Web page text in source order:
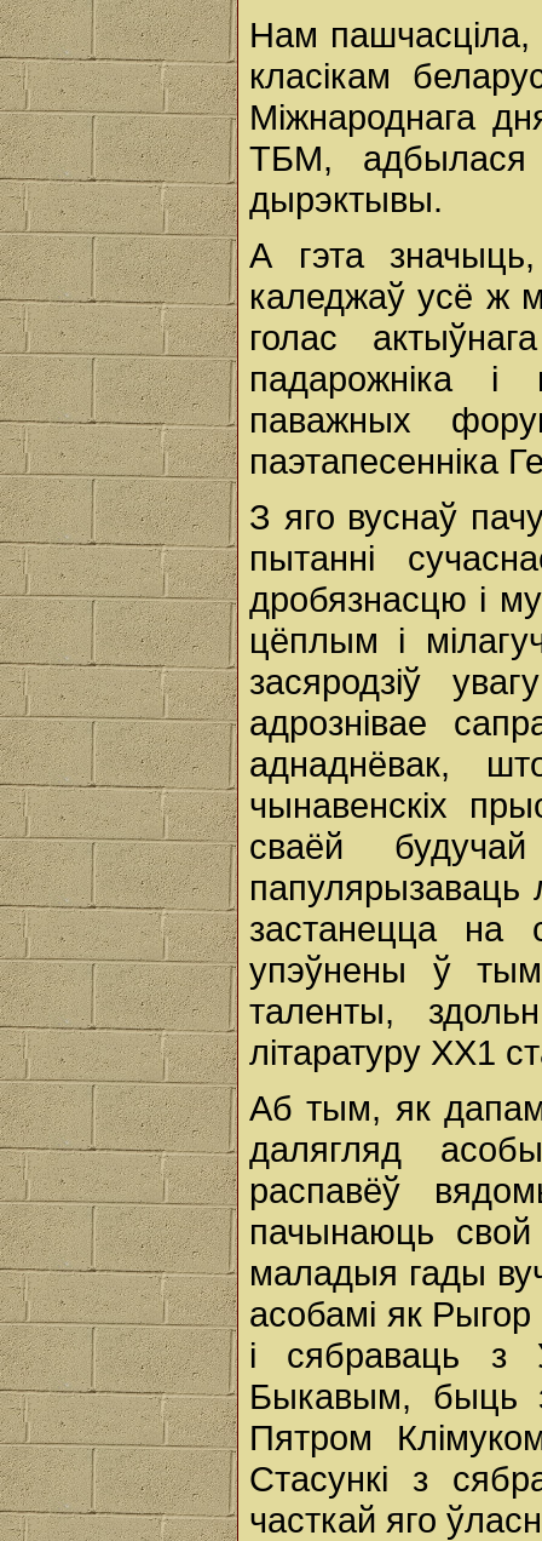
Нам
класікам
Міжнароднага
ТБМ, адбылася
дырэктывы.
А гэта
каледжаў усё ж
голас
падарожніка і
паважных
паэтапесенніка
З яго вуснаў
пытанні
дробязнасцю і
цёплым і
засяродзіў
адрознівае
аднаднёвак,
чынавенскіх
сваёй
папулярызаваць
застанецца на
упэўнены ў
таленты,
літаратуру ХХ1
Аб тым, як
далягляд
распавёў
пачынаюць
маладыя гады
асобамі як
і сябраваць з
Быкавым, быць
Пятром
Стасункі з
часткай яго